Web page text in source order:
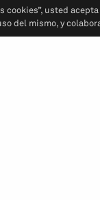
cookies”, usted
del mismo, y